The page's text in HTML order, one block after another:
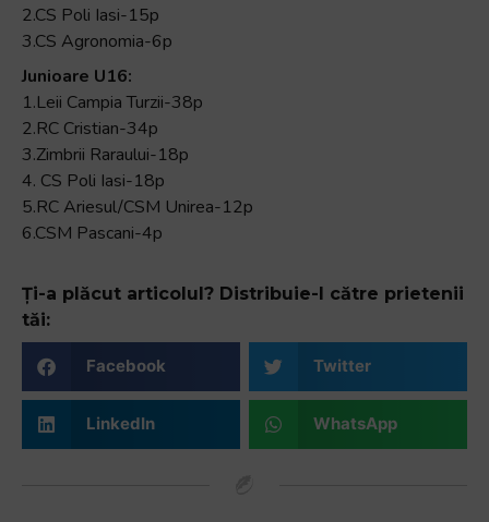
2.CS Poli Iasi-15p
3.CS Agronomia-6p
Junioare U16:
1.Leii Campia Turzii-38p
2.RC Cristian-34p
3.Zimbrii Raraului-18p
4. CS Poli Iasi-18p
5.RC Ariesul/CSM Unirea-12p
6.CSM Pascani-4p
Ți-a plăcut articolul? Distribuie-l către prietenii
tăi:
Facebook Twitter
LinkedIn WhatsApp